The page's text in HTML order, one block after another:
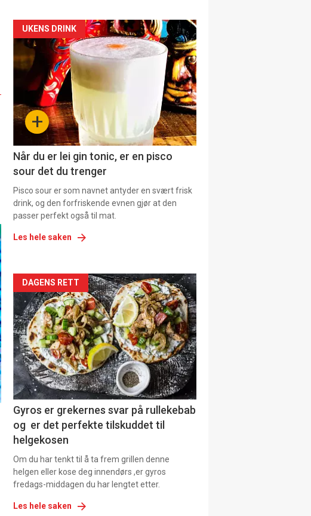
Artikler
detail
section
11
Dagens
rett
+
UKENS DRINK
Når du er lei gin tonic, er en pisco
sour det du trenger
Pisco sour er som navnet antyder en svært frisk
drink, og den forfriskende evnen gjør at den
passer perfekt også til mat.
Les hele saken
Artikler
detail
-
section
11
Dagens
rett
2
DAGENS RETT
Gyros er grekernes svar på rullekebab
og er det perfekte tilskuddet til
helgekosen
Om du har tenkt til å ta frem grillen denne
helgen eller kose deg innendørs ,er gyros
fredags-middagen du har lengtet etter.
Les hele saken